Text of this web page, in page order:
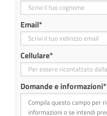
Email*
Cellulare*
Domande e informazioni*